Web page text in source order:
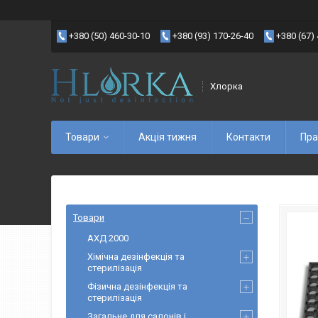
+380 (50) 460-30-10 +380 (93) 170-26-40 +380 (67)
Хлорка
Товари Акція тижня Контакти
Товари
АХД 2000
Хімічна дезінфекція та
стерилізація
Фізична дезінфекція та
стерилізація